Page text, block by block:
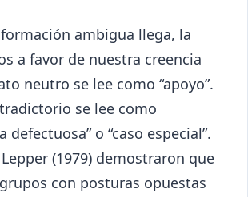
ambigua llega, la
a favor de nuestra creencia
neutro se lee como “apoyo”.
se lee como
defectuosa” o “caso especial”.
(1979) demostraron que
con posturas opuestas